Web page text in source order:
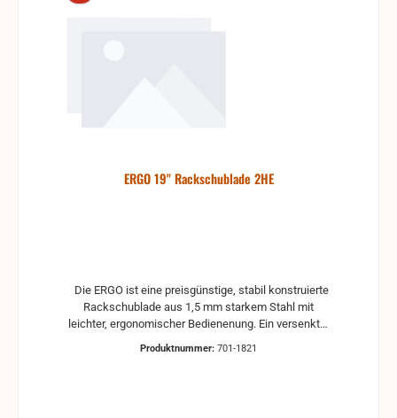
ERGO 19" Rackschublade 2HE
Rackschublade aus 1,5 mm starkem Stahl mit
leichter, ergonomischer Bedienenung. Ein versenkter
Produktnummer: 701-1821